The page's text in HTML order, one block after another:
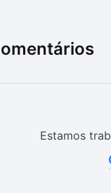
Estamos